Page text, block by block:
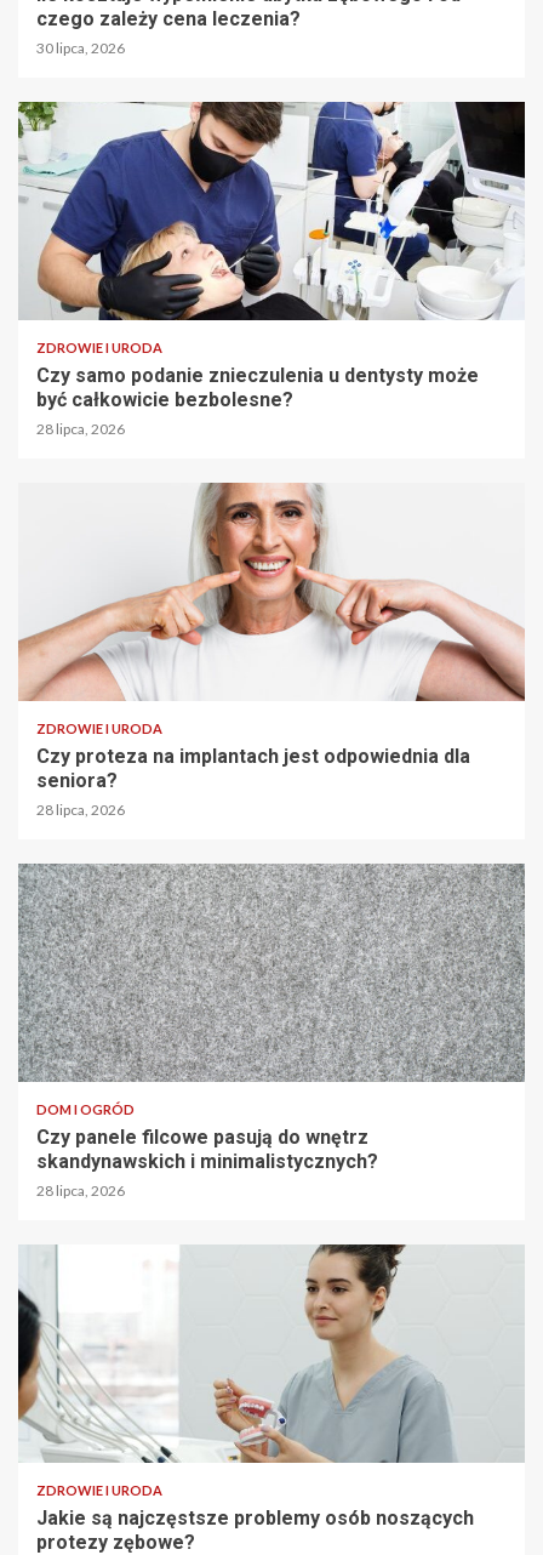
czego zależy cena leczenia?
30 lipca, 2026
ZDROWIE I URODA
Czy samo podanie znieczulenia u dentysty może
być całkowicie bezbolesne?
28 lipca, 2026
ZDROWIE I URODA
Czy proteza na implantach jest odpowiednia dla
seniora?
28 lipca, 2026
DOM I OGRÓD
Czy panele filcowe pasują do wnętrz
skandynawskich i minimalistycznych?
28 lipca, 2026
ZDROWIE I URODA
Jakie są najczęstsze problemy osób noszących
protezy zębowe?